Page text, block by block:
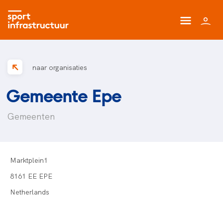
naar organisaties
Gemeente Epe
Gemeenten
Marktplein1
8161 EE EPE
Netherlands